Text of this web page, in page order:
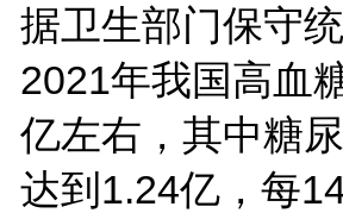
据卫生部门保守统
2021年我国高血
亿左右，其中糖
达到1.24亿，每